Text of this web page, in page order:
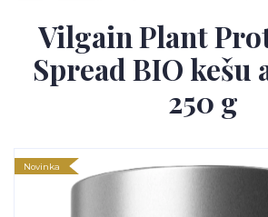
Vilgain Plant
Spread BIO kešu
250 g
Novinka